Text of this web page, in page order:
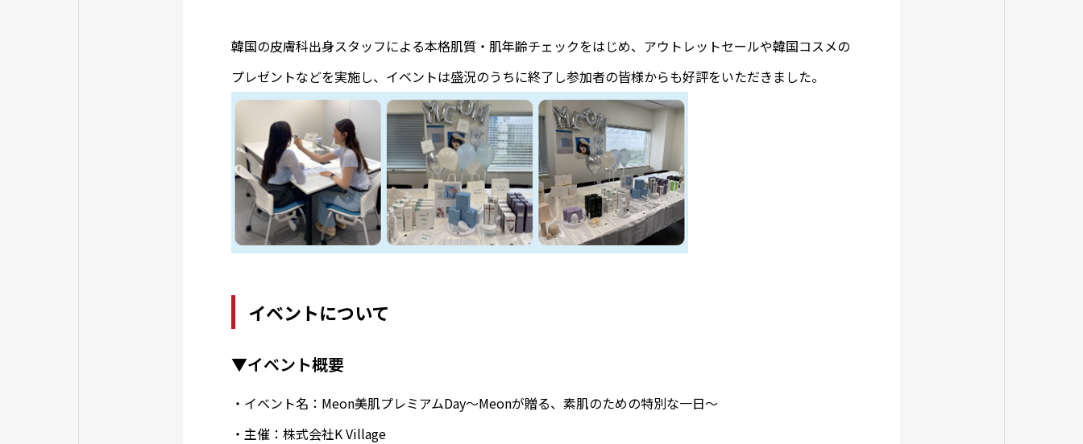
韓国の皮膚科出身スタッフによる本格肌質・肌年齢チェックをはじめ、アウトレットセールや韓国コスメの
プレゼントなどを実施し、イベントは盛況のうちに終了し参加者の皆様からも好評をいただきました。
イベントについて
▼イベント概要
・イベント名：Meon美肌プレミアムDay～Meonが贈る、素肌のための特別な一日～
・主催：株式会社K Village